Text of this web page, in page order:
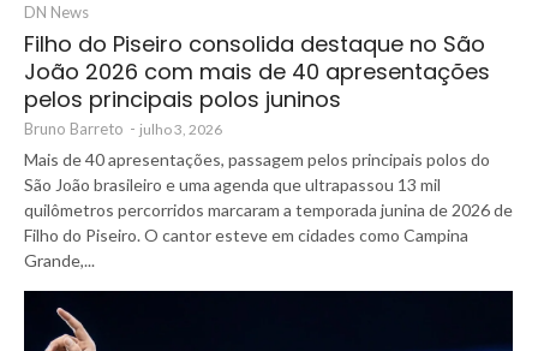
DN News
Filho do Piseiro consolida destaque no São
João 2026 com mais de 40 apresentações
pelos principais polos juninos
Bruno Barreto - julho 3, 2026
Mais de 40 apresentações, passagem pelos principais polos do
São João brasileiro e uma agenda que ultrapassou 13 mil
quilômetros percorridos marcaram a temporada junina de 2026 de
Filho do Piseiro. O cantor esteve em cidades como Campina
Grande,...